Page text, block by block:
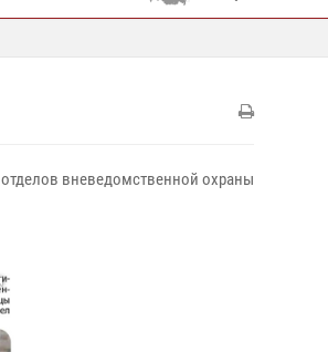
вневедомственной охраны